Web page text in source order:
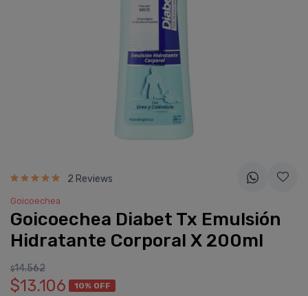
2 Reviews
Goicoechea
Goicoechea Diabet Tx Emulsión
Hidratante Corporal X 200ml
$14.562
$13.106 10% OFF